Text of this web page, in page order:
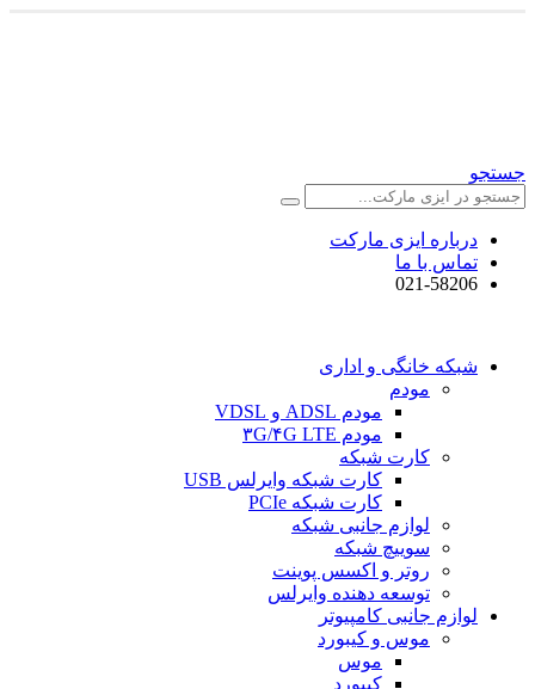
جستجو
درباره ایزی مارکت
تماس با ما
021-58206
شبکه خانگی و اداری
مودم
مودم ADSL و VDSL
مودم ۳G/۴G LTE
کارت شبکه
کارت شبکه وایرلس USB
کارت شبکه PCIe
لوازم جانبی شبکه
سوییچ شبکه
روتر و اکسس پوینت
توسعه دهنده وایرلس
لوازم جانبی کامپیوتر
موس و کیبورد
موس
کیبورد